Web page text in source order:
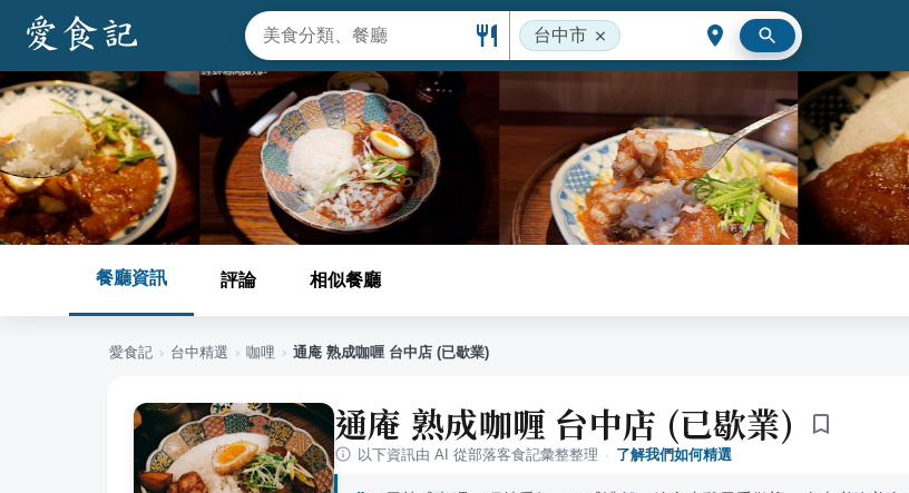
台中市
餐廳資訊 評論 相似餐廳
愛食記 › 台中精選 › 咖哩 › 通庵 熟成咖喱 台中店 (已歇業)
通庵 熟成咖喱 台中店 (已歇業)
以下資訊由 AI 從部落客食記彙整整理 · 了解我們如何精選